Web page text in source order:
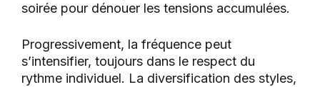
soirée pour dénouer les tensions accumulées.
Progressivement, la fréquence peut
s’intensifier, toujours dans le respect du
rythme individuel. La diversification des styles,